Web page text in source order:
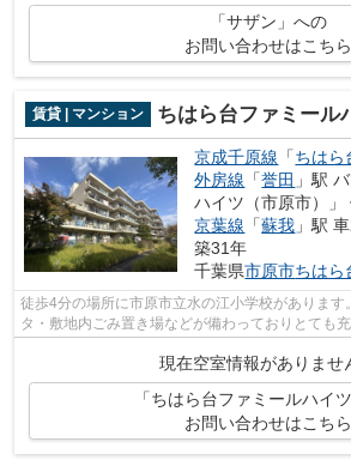
「サザン」への
お問い合わせはこちら
賃貸 | マンション ちはら台ファミール
京成千原線 「ちはら
外房線 「誉田 」駅
ハイツ（市原市）」
京葉線 「蘇我 」駅
築31年
千葉県市原市ちはら
徒歩4分の場所に市原市立水の江小学校があります
タ・敷地内ごみ置き場などが備わっておりとても
現在空室情報がありませ
「ちはら台ファミールハイ
お問い合わせはこちら